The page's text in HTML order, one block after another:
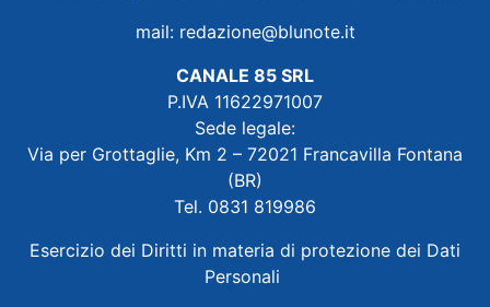
mail: redazione@blunote.it
CANALE 85 SRL
P.IVA 11622971007
Sede legale:
Via per Grottaglie, Km 2 – 72021 Francavilla Fontana
(BR)
Tel. 0831 819986
Esercizio dei Diritti in materia di protezione dei Dati
Personali